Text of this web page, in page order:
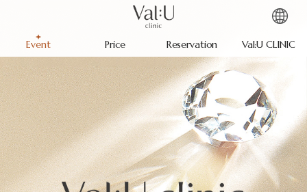
Event Price Reservation Val:U CLINIC